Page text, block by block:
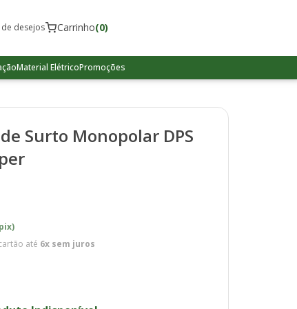
de desejos Carrinho(0)
Material ElétricoPromoções
Surto Monopolar DPS
até 6x sem juros